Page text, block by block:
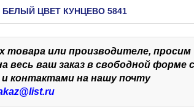
ЦВЕТ КУНЦЕВО 5841
товара или производителе, просим
весь ваш заказ в свободной форме с
контактами на нашу почту